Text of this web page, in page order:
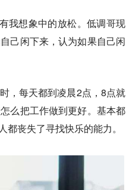
我想象中的放松。低调哥现
己闲下来，认为如果自己闲
，每天都到凌晨2点，8点就
么把工作做到更好。基本都
丧失了寻找快乐的能力。